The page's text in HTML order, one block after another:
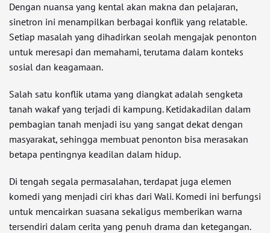
Dengan nuansa yang kental akan makna dan pelajaran,
sinetron ini menampilkan berbagai konflik yang relatable.
Setiap masalah yang dihadirkan seolah mengajak penonton
untuk meresapi dan memahami, terutama dalam konteks
sosial dan keagamaan.
Salah satu konflik utama yang diangkat adalah sengketa
tanah wakaf yang terjadi di kampung. Ketidakadilan dalam
pembagian tanah menjadi isu yang sangat dekat dengan
masyarakat, sehingga membuat penonton bisa merasakan
betapa pentingnya keadilan dalam hidup.
Di tengah segala permasalahan, terdapat juga elemen
komedi yang menjadi ciri khas dari Wali. Komedi ini berfungsi
untuk mencairkan suasana sekaligus memberikan warna
tersendiri dalam cerita yang penuh drama dan ketegangan.